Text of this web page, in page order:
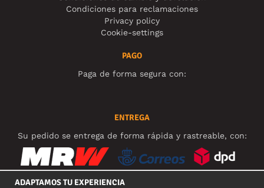
Condiciones para reclamaciones
Privacy policy
Cookie-settings
PAGO
Paga de forma segura con:
ENTREGA
Su pedido se entrega de forma rápida y rastreable, con:
ADAPTAMOS TU EXPERIENCIA